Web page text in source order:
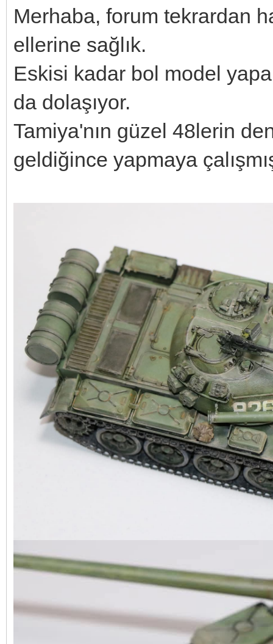
Merhaba, forum tekrardan
ellerine sağlık.
Eskisi kadar bol model
da dolaşıyor.
Tamiya'nın güzel 48lerin
geldiğince yapmaya